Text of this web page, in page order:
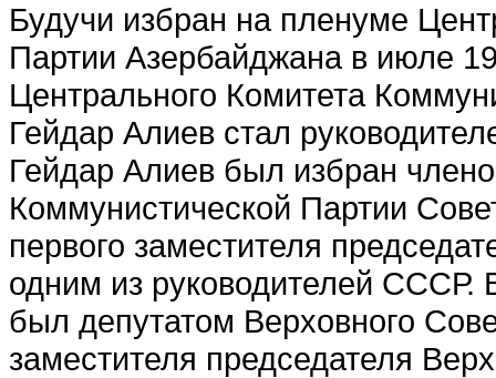
Будучи избран на пленуме
Партии Азербайджана в июле
Центрального Комитета
Гейдар Алиев стал
Гейдар Алиев был избран
Коммунистической Партии
первого заместителя
одним из руководителей СССР.
был депутатом Верховного
заместителя председателя